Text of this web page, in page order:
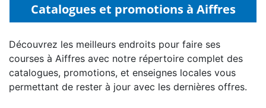
Catalogues et promotions à Aiffres
Découvrez les meilleurs endroits pour faire ses
courses à Aiffres avec notre répertoire complet des
catalogues, promotions, et enseignes locales vous
permettant de rester à jour avec les dernières offres.